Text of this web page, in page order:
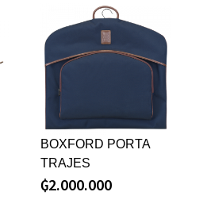
BOXFORD PORTA
TRAJES
₲2.000.000